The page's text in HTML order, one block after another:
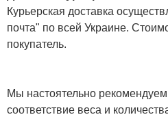
Курьерская доставка
почта" по всей Украине.
покупатель.
Мы настоятельно рекомендуем
соответствие веса и